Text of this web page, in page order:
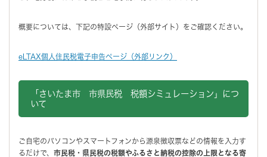
概要については、下記の特設ページ（外部サイト）をご確認ください。
eLTAX個人住民税電子申告ページ（外部リンク）
「さいたま市 市県民税 税額シミュレーション」につ
いて
ご自宅のパソコンやスマートフォンから源泉徴収票などの情報を入力す
るだけで、 市民税・県民税の税額やふるさと納税の控除の上限となる寄